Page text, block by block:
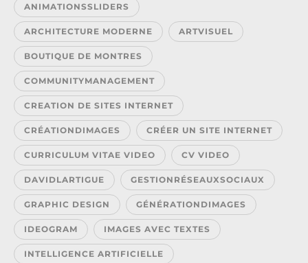
ANIMATIONSSLIDERS
ARCHITECTURE MODERNE ARTVISUEL
BOUTIQUE DE MONTRES
COMMUNITYMANAGEMENT
CREATION DE SITES INTERNET
CRÉATIONDIMAGES CRÉER UN SITE INTERNET
CURRICULUM VITAE VIDEO CV VIDEO
DAVIDLARTIGUE GESTIONRÉSEAUXSOCIAUX
GRAPHIC DESIGN GÉNÉRATIONDIMAGES
IDEOGRAM IMAGES AVEC TEXTES
INTELLIGENCE ARTIFICIELLE